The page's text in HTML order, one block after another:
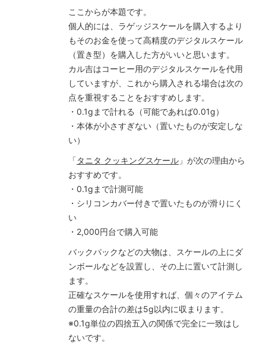
ここからが本題です。
個人的には、ラゲッジスケールを購入するより
もそのお金を使って高精度のデジタルスケール
（置き型）を購入した方がいいと思います。
カル吉はコーヒー用のデジタルスケールを代用
していますが、これから購入される場合は次の
点を重視することをおすすめします。
・0.1gまで計れる（可能であれば0.01g）
・本体が小さすぎない（置いたものが安定しな
い）
「タニタ クッキングスケール 」が次の理由から
おすすめです。
・0.1gまで計測可能
・シリコンカバー付きで置いたものが滑りにく
い
・2,000円台で購入可能
バックパックなどの大物は、スケールの上にダ
ンボールなどを設置し、その上に置いて計測し
ます。
正確なスケールを使用すれば、個々のアイテム
の重量の合計の差は5g以内に収まります。
※0.1g単位の四捨五入の関係で完全に一致はし
ないです。